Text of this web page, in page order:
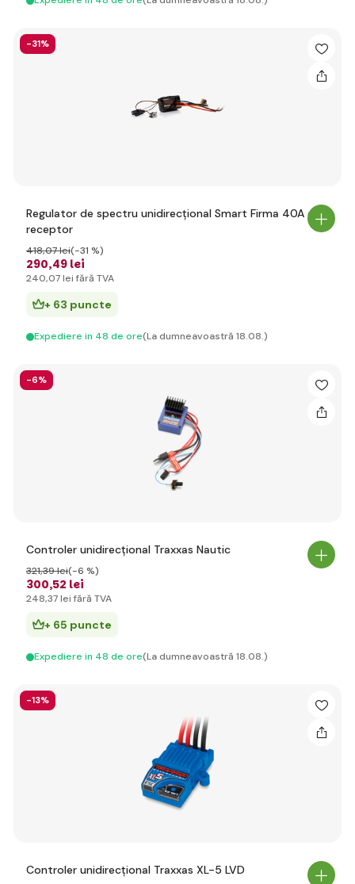
-31%
Regulator de spectru unidirecțional Smart Firma 40A cu
receptor
290,49 lei
418,07 lei(-31 %)
240,07 lei fără TVA
+ 63 puncte
Expediere in 48 de ore(La dumneavoastră 18.08.)
-6%
Controler unidirecțional Traxxas Nautic
300,52 lei
321,39 lei(-6 %)
248,37 lei fără TVA
+ 65 puncte
Expediere in 48 de ore(La dumneavoastră 18.08.)
-13%
Controler unidirecțional Traxxas XL-5 LVD